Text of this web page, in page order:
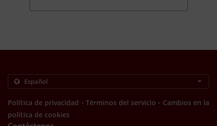
Política de privacidad . Términos del servicio . Cambios en la
política de cookies